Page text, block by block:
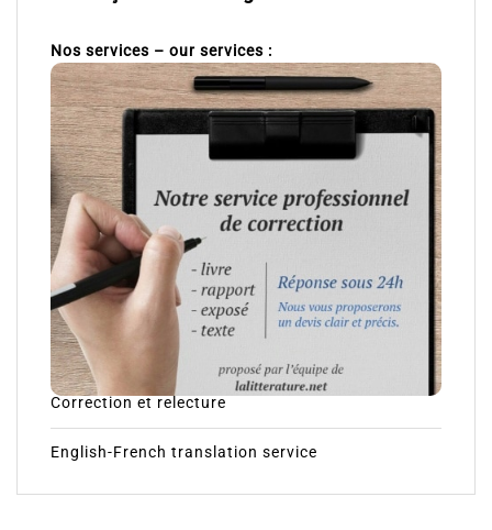
Nos services – our services :
Correction et relecture
English-French translation service